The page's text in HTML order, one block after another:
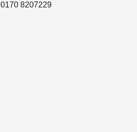
0170 8207229